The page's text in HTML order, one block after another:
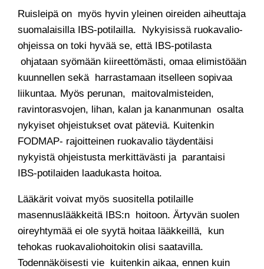
Ruisleipä on myös hyvin yleinen oireiden aiheuttaja
suomalaisilla IBS-potilailla. Nykyisissä ruokavalio-
ohjeissa on toki hyvää se, että IBS-potilasta
ohjataan syömään kiireettömästi, omaa elimistöään
kuunnellen sekä harrastamaan itselleen sopivaa
liikuntaa. Myös perunan, maitovalmisteiden,
ravintorasvojen, lihan, kalan ja kananmunan osalta
nykyiset ohjeistukset ovat päteviä. Kuitenkin
FODMAP- rajoitteinen ruokavalio täydentäisi
nykyistä ohjeistusta merkittävästi ja parantaisi
IBS-potilaiden laadukasta hoitoa.
Lääkärit voivat myös suositella potilaille
masennuslääkkeitä IBS:n hoitoon. Ärtyvän suolen
oireyhtymää ei ole syytä hoitaa lääkkeillä, kun
tehokas ruokavaliohoitokin olisi saatavilla.
Todennäköisesti vie kuitenkin aikaa, ennen kuin